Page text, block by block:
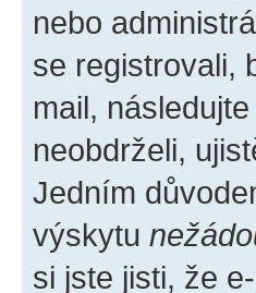
nebo
se registrovali,
mail,
neobdrželi,
Jedním
výskytu
si jste jisti, že